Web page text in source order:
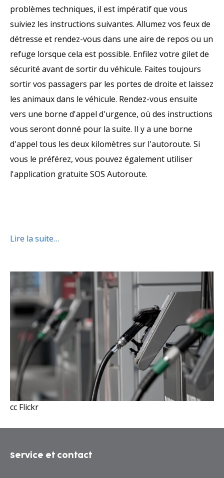
problèmes techniques, il est impératif que vous
suiviez les instructions suivantes. Allumez vos feux de
détresse et rendez-vous dans une aire de repos ou un
refuge lorsque cela est possible. Enfilez votre gilet de
sécurité avant de sortir du véhicule. Faites toujours
sortir vos passagers par les portes de droite et laissez
les animaux dans le véhicule. Rendez-vous ensuite
vers une borne d'appel d'urgence, où des instructions
vous seront donné pour la suite. Il y a une borne
d'appel tous les deux kilomètres sur l'autoroute. Si
vous le préférez, vous pouvez également utiliser
l'application gratuite SOS Autoroute.
Lire la suite…
cc Flickr
Service et contact